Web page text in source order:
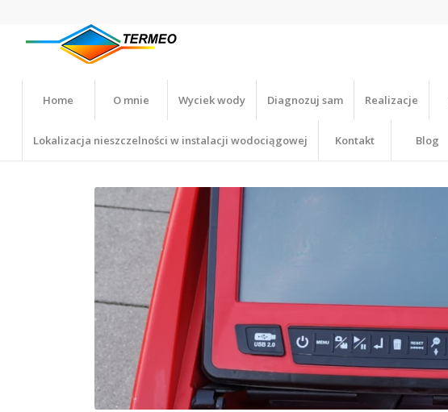
Home O mnie Wyciek wody Diagnozuj sam Realizacje
Lokalizacja nieszczelności w instalacji wodociągowej Kontakt Blog